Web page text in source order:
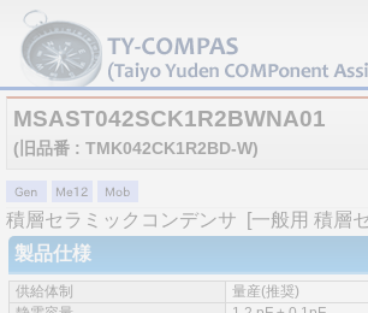
MSAST042SCK1R2BWNA01
(旧品番 : TMK042CK1R2BD-W)
積層セラミックコンデンサ
[一般用 積層
製品仕様
供給体制
量産(推奨)